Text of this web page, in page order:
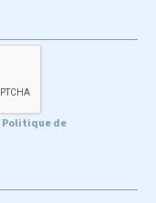
Politique de